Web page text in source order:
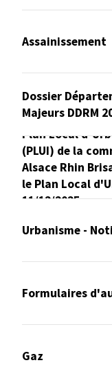
Assainissement
Dossier
Majeurs DDRM
Plan Local
(PLUI) de la
Alsace Rhin
le Plan Local
11/12/2025
Urbanisme -
Formulaires
Gaz